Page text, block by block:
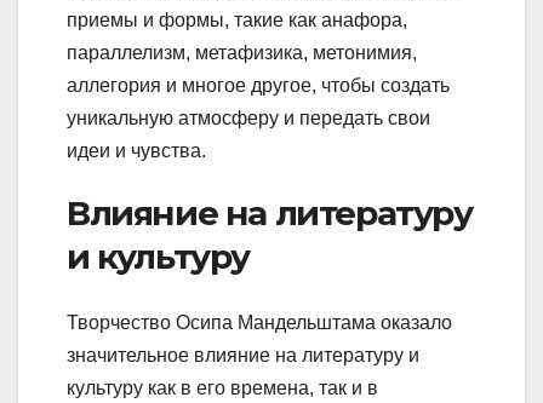
приемы и формы, такие как анафора,
параллелизм, метафизика, метонимия,
аллегория и многое другое, чтобы создать
уникальную атмосферу и передать свои
идеи и чувства.
Влияние на литературу
и культуру
Творчество Осипа Мандельштама оказало
значительное влияние на литературу и
культуру как в его времена, так и в